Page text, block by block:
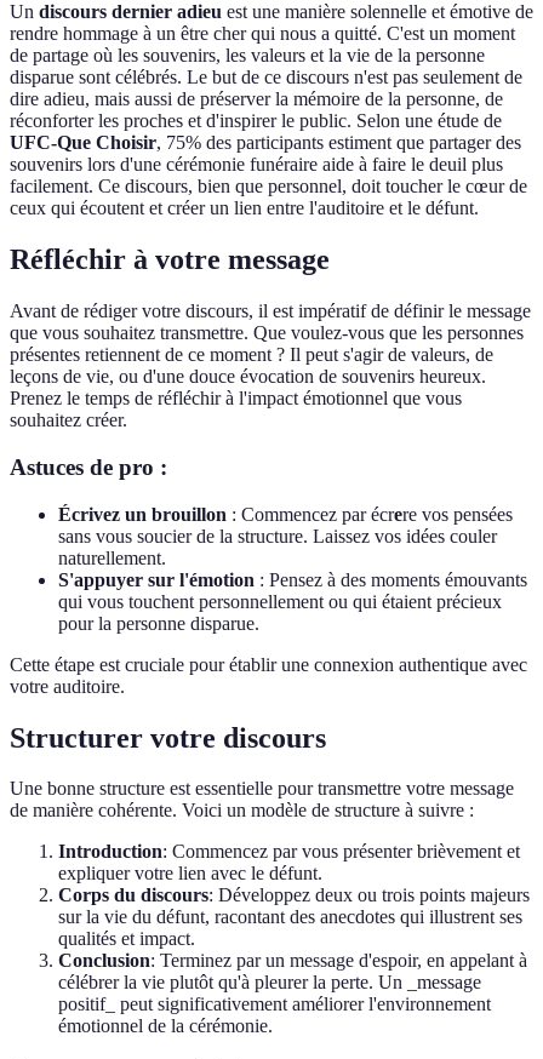
Un discours dernier adieu est une manière solennelle et émotive de
rendre hommage à un être cher qui nous a quitté. C'est un moment
de partage où les souvenirs, les valeurs et la vie de la personne
disparue sont célébrés. Le but de ce discours n'est pas seulement de
dire adieu, mais aussi de préserver la mémoire de la personne, de
réconforter les proches et d'inspirer le public. Selon une étude de
UFC-Que Choisir, 75% des participants estiment que partager des
souvenirs lors d'une cérémonie funéraire aide à faire le deuil plus
facilement. Ce discours, bien que personnel, doit toucher le cœur de
ceux qui écoutent et créer un lien entre l'auditoire et le défunt.
Réfléchir à votre message
Avant de rédiger votre discours, il est impératif de définir le message
que vous souhaitez transmettre. Que voulez-vous que les personnes
présentes retiennent de ce moment ? Il peut s'agir de valeurs, de
leçons de vie, ou d'une douce évocation de souvenirs heureux.
Prenez le temps de réfléchir à l'impact émotionnel que vous
souhaitez créer.
Astuces de pro :
Écrivez un brouillon : Commencez par écrere vos pensées
sans vous soucier de la structure. Laissez vos idées couler
naturellement.
S'appuyer sur l'émotion : Pensez à des moments émouvants
qui vous touchent personnellement ou qui étaient précieux
pour la personne disparue.
Cette étape est cruciale pour établir une connexion authentique avec
votre auditoire.
Structurer votre discours
Une bonne structure est essentielle pour transmettre votre message
de manière cohérente. Voici un modèle de structure à suivre :
Introduction: Commencez par vous présenter brièvement et
expliquer votre lien avec le défunt.
Corps du discours: Développez deux ou trois points majeurs
sur la vie du défunt, racontant des anecdotes qui illustrent ses
qualités et impact.
Conclusion: Terminez par un message d'espoir, en appelant à
célébrer la vie plutôt qu'à pleurer la perte. Un _message
positif_ peut significativement améliorer l'environnement
émotionnel de la cérémonie.